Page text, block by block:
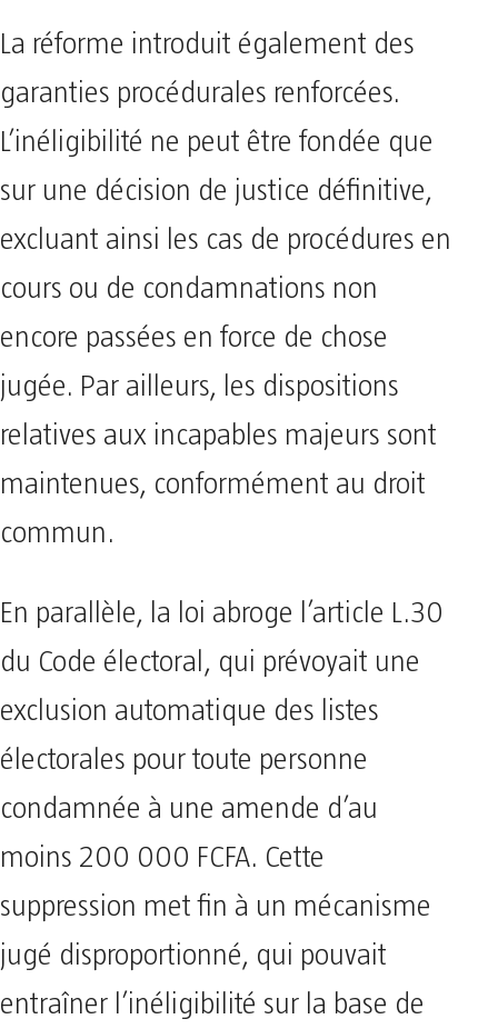
La réforme introduit également des
garanties procédurales renforcées.
L’inéligibilité ne peut être fondée que
sur une décision de justice définitive,
excluant ainsi les cas de procédures en
cours ou de condamnations non
encore passées en force de chose
jugée. Par ailleurs, les dispositions
relatives aux incapables majeurs sont
maintenues, conformément au droit
commun.
En parallèle, la loi abroge l’article L.30
du Code électoral, qui prévoyait une
exclusion automatique des listes
électorales pour toute personne
condamnée à une amende d’au
moins 200 000 FCFA. Cette
suppression met fin à un mécanisme
jugé disproportionné, qui pouvait
entraîner l’inéligibilité sur la base de